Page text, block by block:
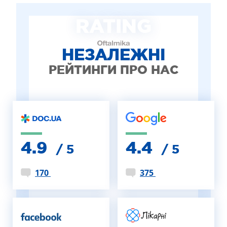
ДИТЯЧА ОФТАЛЬМОЛОГІЯ
ЛІКУВАННЯ ЗАХВОРЮВАНЬ СІТКІВКИ
ЕСТЕТИЧНА ХІРУРГІЯ
НЕЗАЛЕЖНІ
РЕЙТИНГИ ПРО НАС
4.9 / 5
170
4.4 / 5
375